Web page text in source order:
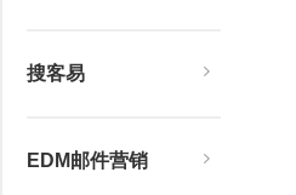
搜客易
EDM邮件营销